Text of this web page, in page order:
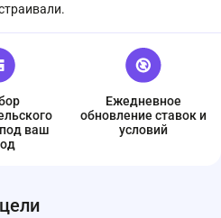
ваш
Ежедневное
обновление ставок и
условий